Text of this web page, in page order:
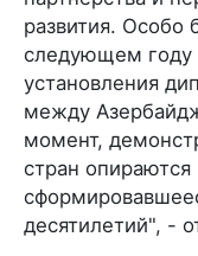
развития. Особо
следующем году
установления
между
момент,
стран
десятилетий", -